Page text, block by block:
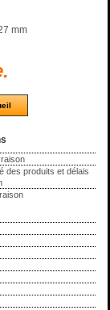
des produits et délais
227 mm